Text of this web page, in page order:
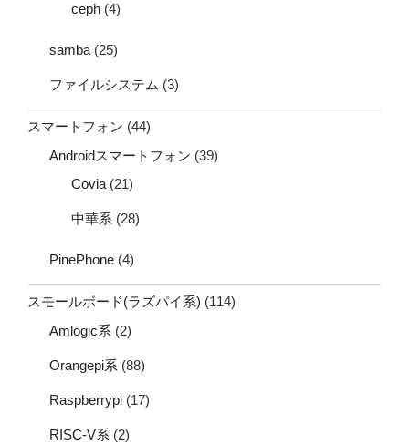
ceph (4)
samba (25)
ファイルシステム (3)
スマートフォン (44)
Androidスマートフォン (39)
Covia (21)
中華系 (28)
PinePhone (4)
スモールボード(ラズパイ系) (114)
Amlogic系 (2)
Orangepi系 (88)
Raspberrypi (17)
RISC-V系 (2)